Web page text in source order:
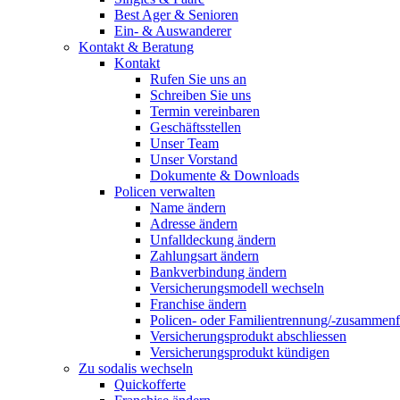
Best Ager & Senioren
Ein- & Auswanderer
Kontakt & Beratung
Kontakt
Rufen Sie uns an
Schreiben Sie uns
Termin vereinbaren
Geschäftsstellen
Unser Team
Unser Vorstand
Dokumente & Downloads
Policen verwalten
Name ändern
Adresse ändern
Unfalldeckung ändern
Zahlungsart ändern
Bankverbindung ändern
Versicherungsmodell wechseln
Franchise ändern
Policen- oder Familientrennung/-
Versicherungsprodukt abschliessen
Versicherungsprodukt kündigen
Zu sodalis wechseln
Quickofferte